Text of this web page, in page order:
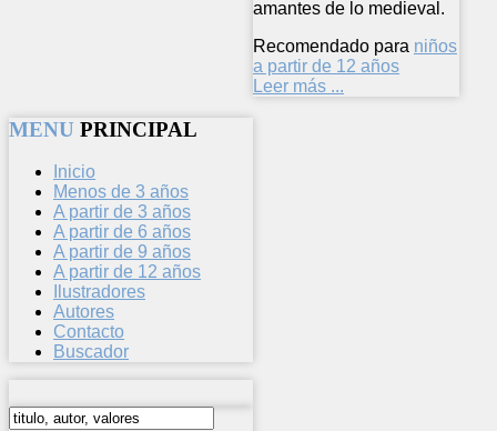
amantes de lo medieval.
Recomendado para niños
a partir de 12 años
Leer más ...
MENU PRINCIPAL
Inicio
Menos de 3 años
A partir de 3 años
A partir de 6 años
A partir de 9 años
A partir de 12 años
Ilustradores
Autores
Contacto
Buscador